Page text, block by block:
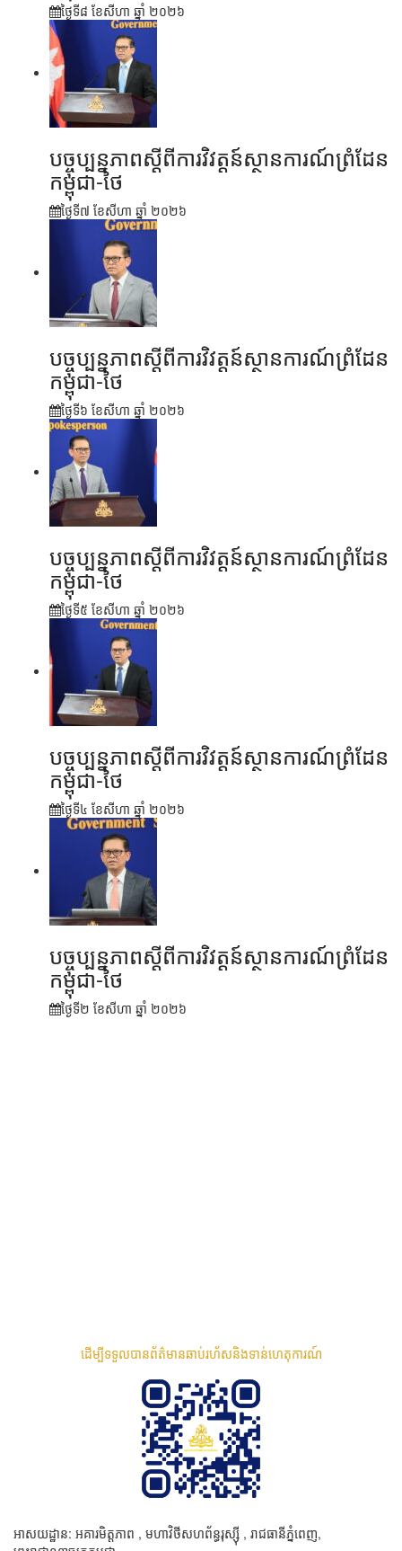
ថ្ងៃទី៨ ខែ​សីហា ឆ្នាំ ២០២៦
បច្ចុប្បន្នភាពស្ដីពីការវិវត្តន៍ស្ថានការណ៍ព្រំដែន
កម្ពុជា-ថៃ
ថ្ងៃទី៧ ខែ​សីហា ឆ្នាំ ២០២៦
បច្ចុប្បន្នភាពស្ដីពីការវិវត្តន៍ស្ថានការណ៍ព្រំដែន
កម្ពុជា-ថៃ
ថ្ងៃទី៦ ខែ​សីហា ឆ្នាំ ២០២៦
បច្ចុប្បន្នភាពស្ដីពីការវិវត្តន៍ស្ថានការណ៍ព្រំដែន
កម្ពុជា-ថៃ
ថ្ងៃទី៥ ខែ​សីហា ឆ្នាំ ២០២៦
បច្ចុប្បន្នភាពស្ដីពីការវិវត្តន៍ស្ថានការណ៍ព្រំដែន
កម្ពុជា-ថៃ
ថ្ងៃទី៤ ខែ​សីហា ឆ្នាំ ២០២៦
បច្ចុប្បន្នភាពស្ដីពីការវិវត្តន៍ស្ថានការណ៍ព្រំដែន
កម្ពុជា-ថៃ
ថ្ងៃទី២ ខែ​សីហា ឆ្នាំ ២០២៦
ដើម្បីទទួលបានព័ត៌មានឆាប់រហ័សនិងទាន់ហេតុការណ៍
អាសយដ្ឋាន: អគារមិត្តភាព , មហាវិថីសហព័ន្ធរុស្ស៊ី , រាជធានីភ្នំពេញ,